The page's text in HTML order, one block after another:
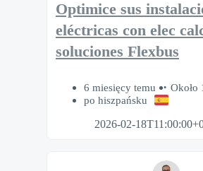
Optimice sus
eléctricas con elec
soluciones Flexbus
6 miesięcy temu
Około
po hiszpańsku
2026-02-